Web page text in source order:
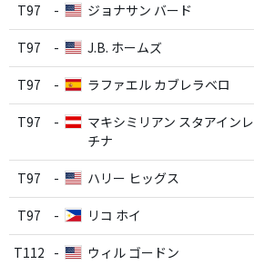
T97 - ジョナサン バード
T97 - J.B. ホームズ
T97 - ラファエル カブレラベロ
T97 -
マキシミリアン スタアインレ
チナ
T97 - ハリー ヒッグス
T97 - リコ ホイ
T112 - ウィル ゴードン